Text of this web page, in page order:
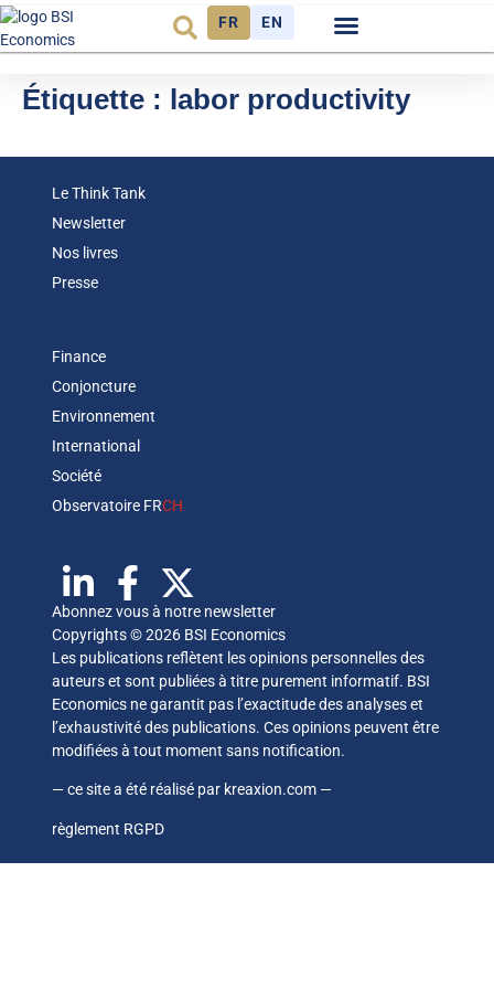
FR EN
Étiquette : labor productivity
Le Think Tank
Newsletter
Nos livres
Presse
Finance
Conjoncture
Environnement
International
Société
Observatoire FRCH
Abonnez vous à notre newsletter
Copyrights © 2026 BSI Economics
Les publications reflètent les opinions personnelles des
auteurs et sont publiées à titre purement informatif. BSI
Economics ne garantit pas l’exactitude des analyses et
l’exhaustivité des publications. Ces opinions peuvent être
modifiées à tout moment sans notification.
— ce site a été réalisé par kreaxion.com —
règlement RGPD